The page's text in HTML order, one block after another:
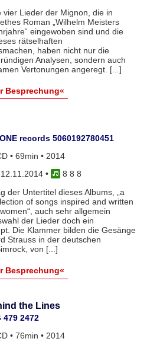
vier Lieder der Mignon, die in
Roman „Wilhelm Meisters
eingewoben sind und die
rätselhaften
haben nicht nur die
Analysen, sondern auch
Vertonungen angeregt. [...]
Besprechung«
records 5060192780451
• 69min • 2014
12.11.2014•
8 8 8
der Untertitel dieses Albums, „a
of songs inspired and written
auch sehr allgemein
der Lieder doch ein
Die Klammer bilden die Gesänge
Strauss in der deutschen
von [...]
Besprechung«
the Lines
479 2472
• 76min • 2014